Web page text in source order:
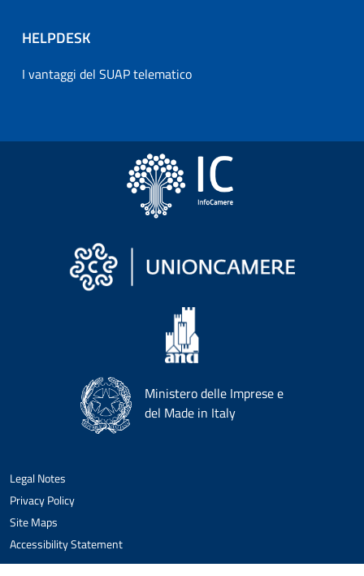
HELPDESK
I vantaggi del SUAP telematico
Ministero delle Imprese e
del Made in Italy
Legal Notes
Privacy Policy
Site Maps
Accessibility Statement